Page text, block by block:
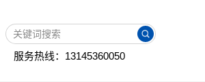
服务热线：13145360050